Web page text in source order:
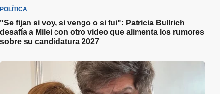
POLÍTICA
"Se fijan si voy, si vengo o si fui": Patricia Bullrich
desafía a Milei con otro video que alimenta los rumores
sobre su candidatura 2027